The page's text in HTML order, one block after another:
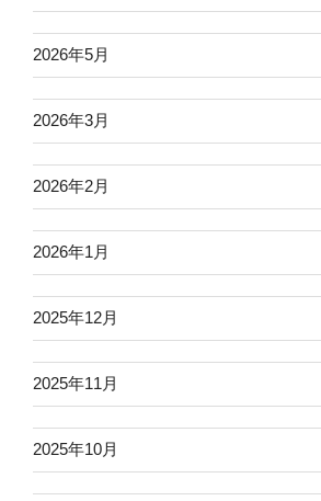
2026年5月
2026年3月
2026年2月
2026年1月
2025年12月
2025年11月
2025年10月